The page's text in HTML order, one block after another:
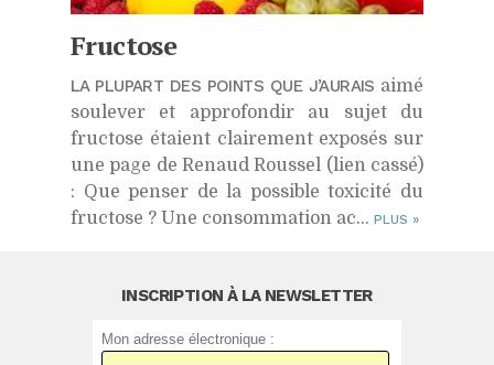
Fructose
LA PLUPART DES POINTS QUE J’AURAIS aimé
soulever et approfondir au sujet du
fructose étaient clairement exposés sur
une page de Renaud Roussel (lien cassé)
: Que penser de la possible toxicité du
fructose ? Une consommation ac... PLUS »
INSCRIPTION À LA NEWSLETTER
Mon adresse électronique :